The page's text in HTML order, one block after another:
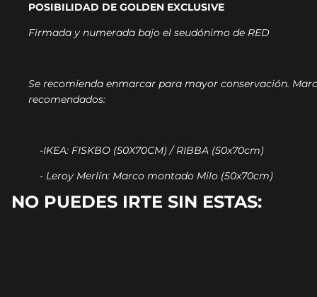
POSIBILIDAD DE GOLDEN EXCLUSIVE
Firmada y numerada bajo el seudónimo de RED
Se recomienda enmarcar para mayor conservación.
recomendados:
-IKEA: FISKBO (50X70CM) / RIBBA (50x70cm)
- Leroy Merlín: Marco montado Milo (50x70cm)
NO PUEDES IRTE SIN ESTAS: